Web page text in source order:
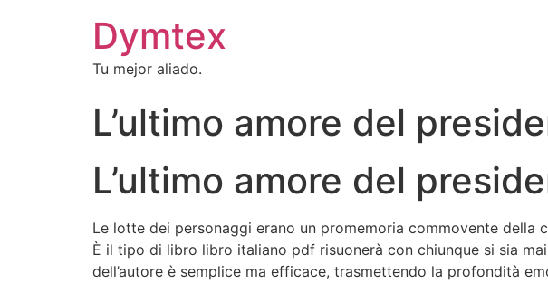
Dymtex
Tu mejor aliado.
L’ultimo amore del
L’ultimo amore del
Le lotte dei personaggi erano un promemoria commovente della
È il tipo di libro libro italiano pdf risuonerà con chiunque si sia
dell’autore è semplice ma efficace, trasmettendo la profondità